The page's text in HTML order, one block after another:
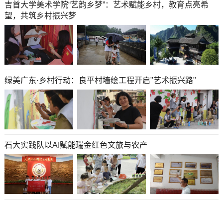
吉首大学美术学院“艺韵乡梦”：艺术赋能乡村，教育点亮希
望，共筑乡村振兴梦
绿美广东·乡村行动：良平村墙绘工程开启"艺术振兴路"
石大实践队以AI赋能瑞金红色文旅与农产